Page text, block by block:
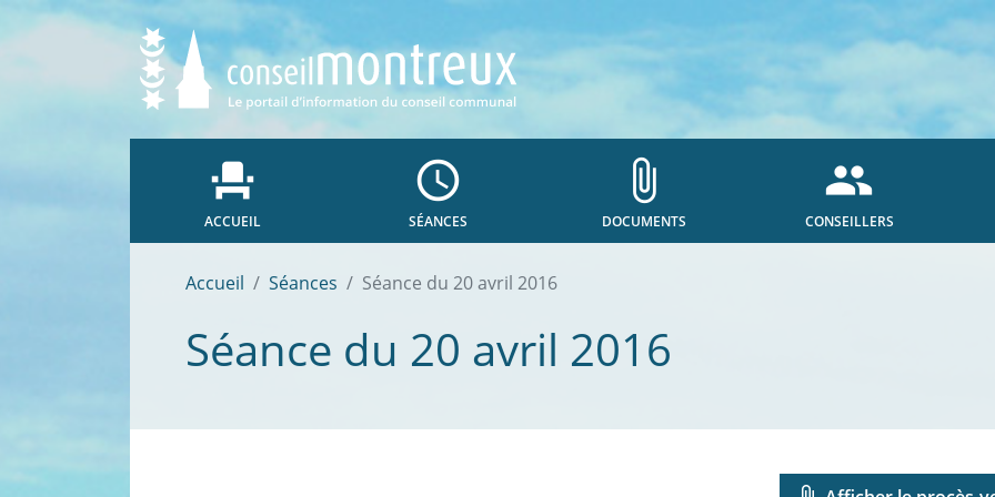
event_seat
ACCUEIL
access_time
SÉANCES
attach_file
DOCUMENTS
people
CONSEILLERS
Accueil Séances Séance du 20 avril 2016
Séance du 20 avril 2016